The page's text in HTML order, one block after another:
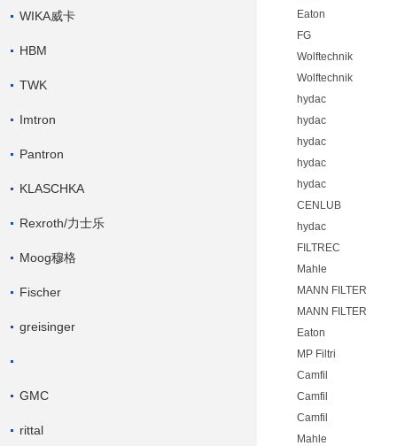
WIKA威卡
HBM
TWK
Imtron
Pantron
KLASCHKA
Rexroth/力士乐
Moog穆格
Fischer
greisinger
GMC
rittal
Eaton
FG
Wolftechnik
Wolftechnik
hydac
hydac
hydac
hydac
hydac
CENLUB
hydac
FILTREC
Mahle
MANN FILTER
MANN FILTER
Eaton
MP Filtri
Camfil
Camfil
Camfil
Mahle